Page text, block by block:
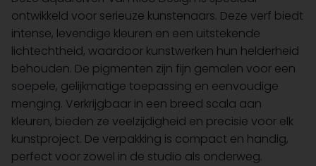
ontwikkeld voor serieuze kunstenaars. Deze verf biedt
intense, levendige kleuren en een uitstekende
lichtechtheid, waardoor kunstwerken hun helderheid
behouden. De pigmenten zijn fijn gemalen voor een
soepele, gelijkmatige toepassing en eenvoudige
menging. Verkrijgbaar in een breed scala aan
kleuren, bieden ze veelzijdigheid en precisie voor elk
kunstproject. De verpakking is compact en handig,
perfect voor zowel in de studio als onderweg.